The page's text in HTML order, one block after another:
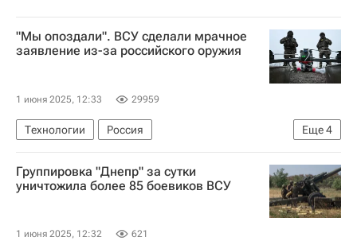
"Мы опоздали". ВСУ сделали мрачное
заявление из-за российского оружия
1 июня 2025, 12:33 29959
Еще4
Технологии
Россия
Вооруженные силы Украины
В мире
Украина
Вооруженные силы РФ
Группировка "Днепр" за сутки
уничтожила более 85 боевиков ВСУ
1 июня 2025, 12:32 621